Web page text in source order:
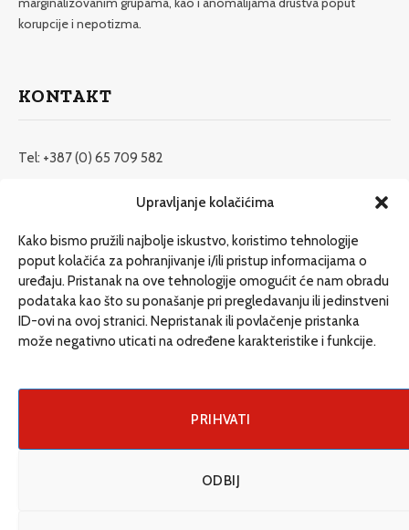
Upravljanje kolačićima
Kako bismo pružili najbolje iskustvo, koristimo tehnologije
poput kolačića za pohranjivanje i/ili pristup informacijama o
uređaju. Pristanak na ove tehnologije omogućit će nam obradu
podataka kao što su ponašanje pri pregledavanju ili jedinstveni
ID-ovi na ovoj stranici. Nepristanak ili povlačenje pristanka
može negativno uticati na određene karakteristike i funkcije.
PRIHVATI
ODBIJ
korupcije i nepotizma.
KONTAKT
Tel: +387 (0) 65 709 582
redakcija@etrafika.net
Dosije
Drugi pišu
Društvo